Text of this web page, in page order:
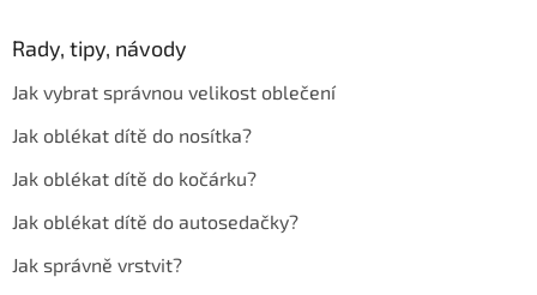
Rady, tipy, návody
Jak vybrat správnou velikost oblečení
Jak oblékat dítě do nosítka?
Jak oblékat dítě do kočárku?
Jak oblékat dítě do autosedačky?
Jak správně vrstvit?